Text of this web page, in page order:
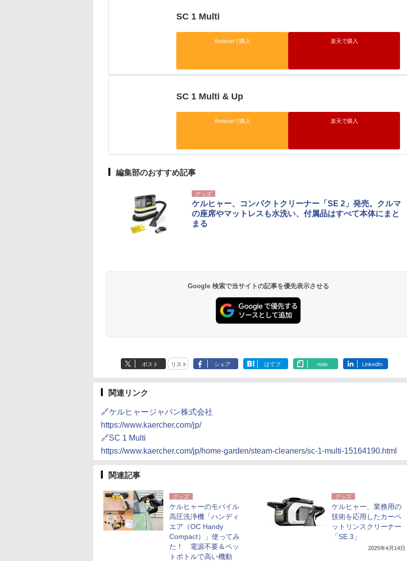
SC 1 Multi
Amazonで購入 楽天で購入
SC 1 Multi & Up
Amazonで購入 楽天で購入
編集部のおすすめ記事
グッズ
ケルヒャー、コンパクトクリーナー「SE 2」発売。クルマ
の座席やマットレスも水洗い、付属品はすべて本体にまと
まる
Google 検索で当サイトの記事を優先表示させる
ポスト リスト シェア はてブ note LinkedIn
関連リンク
🔗ケルヒャージャパン株式会社
https://www.kaercher.com/jp/
🔗SC 1 Multi
https://www.kaercher.com/jp/home-garden/steam-cleaners/sc-1-multi-15164190.html
関連記事
グッズ
ケルヒャーのモバイル
高圧洗浄機「ハンディ
エア（OC Handy
Compact）」使ってみ
た！ 電源不要＆ペッ
トボトルで高い機動
グッズ
ケルヒャー、業務用の
技術を応用したカーペ
ットリンスクリーナー
「SE 3」
2025年4月14日